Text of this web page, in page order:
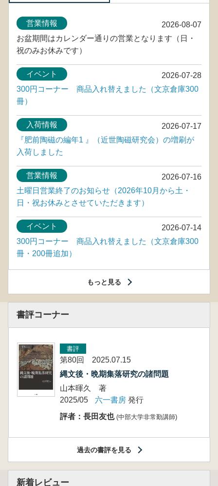
2026-08-07
営業情報
お盆期間はカレンダー通りの営業となります（日・
祝のみお休みです）
2026-07-28
イベント
300円コーナー 商品入れ替えました（文京倉庫300
冊）
2026-07-17
入荷情報
『肥前陶磁の編年1 』（近世陶磁研究会）の増刷が
入荷しました
2026-07-16
営業情報
土曜日営業終了のお知らせ（2026年10月から土・
日・祝お休みとさせていただきます）
2026-07-14
イベント
300円コーナー 商品入れ替えました（文京倉庫300
冊・200冊追加）
もっと見る
書評コーナー
書評
第80回 2025.07.15
縄文後・晩期集落研究の諸問題
山本暉久 著
2025/05
六一書房 発行
評者：長田友也 (中部大学非常勤講師)
過去の書評を見る
新着レビュー